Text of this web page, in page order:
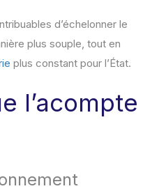
d’échelonner le
plus souple, tout en
plus constant pour l’État.
l’acompte